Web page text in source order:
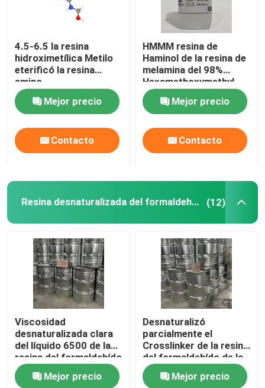
4.5-6.5 la resina
hidroximetílica Metilo
eterificó la resina
amino
Mejor precio
Contacto
HMMM resina de
Haminol de la resina de
melamina del 98%
Hexamethoxymethyl
Mejor precio
Contacto
Resina desnaturalizada del formaldehído de la melamina (12)
Viscosidad
desnaturalizada clara
del líquido 6500 de la
resina del formaldehído
de la melamina
Mejor precio
Desnaturalizó
parcialmente el
Crosslinker de la resina
del formaldehído de la
melamina suministrado
en el isobutanol
Mejor precio